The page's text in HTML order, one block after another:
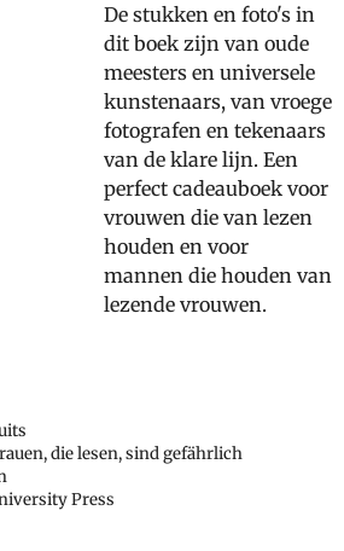
De stukken en foto's in
dit boek zijn van oude
meesters en universele
kunstenaars, van vroege
fotografen en tekenaars
van de klare lijn. Een
perfect cadeauboek voor
vrouwen die van lezen
houden en voor
mannen die houden van
lezende vrouwen.
die lesen, sind gefährlich
Press